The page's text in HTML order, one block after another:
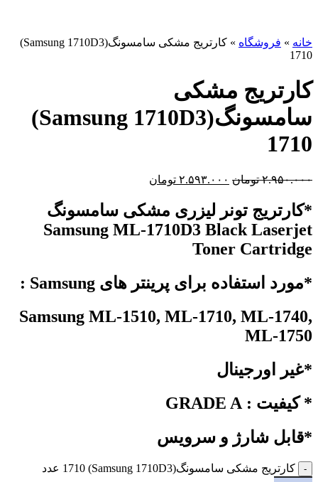
خانه » فروشگاه »
کارتریج مشکی سامسونگ(Samsung 1710D3)
1710
کارتریج مشکی
سامسونگ(Samsung 1710D3)
1710
۲.۹۵۰.۰۰۰ تومان ۲.۵۹۳.۰۰۰ تومان
*کارتریج تونر لیزری مشکی سامسونگ
Samsung ML-1710D3 Black Laserjet
Toner Cartridge
*مورد استفاده برای پرینتر های Samsung :
Samsung ML-1510, ML-1710, ML-1740,
ML-1750
*غیر اورجینال
* کیفیت : GRADE A
*قابل شارژ و سرویس
کارتریج مشکی سامسونگ(Samsung 1710D3) 1710 عدد